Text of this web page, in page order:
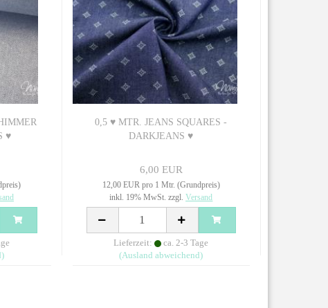
♥
0,5 ♥ MTR. JEANS SQUARES -
DARKJEANS ♥
6,00 EUR
12,00 EUR pro 1 Mtr. (Grundpreis)
inkl. 19% MwSt. zzgl.Versand
Lieferzeit:
ca. 2-3 Tage
(Ausland abweichend)